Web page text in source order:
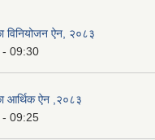
विनियोजन ऐन, २०८३
09:30
आर्थिक ऐन ,२०८३
09:25